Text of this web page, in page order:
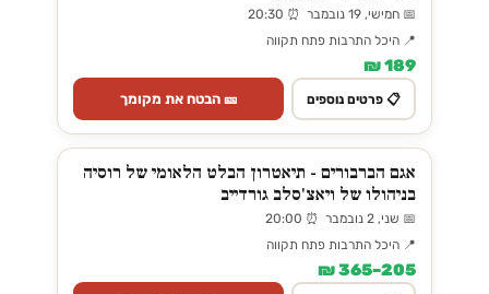
📅 חמישי, 19 נובמבר ⏰ 20:30
📍 היכל התרבות פתח תקווה
189 ₪
📋 פרטים נוספים 🎫 הבטח את מקומך
אגם הברבורים - תיאטרון הבלט הלאומי של רוסיה
בניהולו של ויאצ'סלב גורדייב
📅 שני, 2 נובמבר ⏰ 20:00
📍 היכל התרבות פתח תקווה
205–365 ₪